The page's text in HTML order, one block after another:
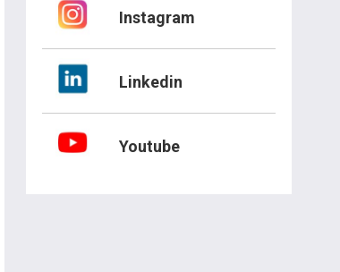
Instagram
Linkedin
Youtube